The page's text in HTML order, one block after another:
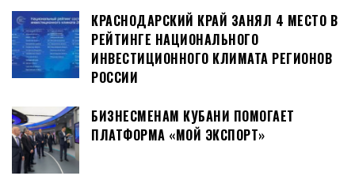
КРАСНОДАРСКИЙ КРАЙ ЗАНЯЛ 4 МЕСТО В
РЕЙТИНГЕ НАЦИОНАЛЬНОГО
ИНВЕСТИЦИОННОГО КЛИМАТА РЕГИОНОВ
РОССИИ
БИЗНЕСМЕНАМ КУБАНИ ПОМОГАЕТ
ПЛАТФОРМА «МОЙ ЭКСПОРТ»